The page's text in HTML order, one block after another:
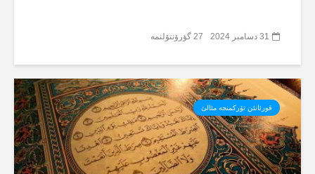
31 دسامبر 2024 27 گؤرۆنتۆلنمە
قورئانئن تۆرکمنجە مئالئ